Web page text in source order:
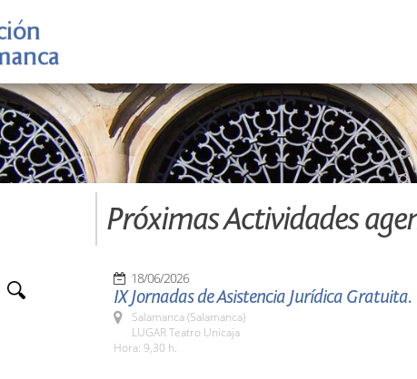
Próximas Actividades
18/06/2026
IX Jornadas de Asistencia Jurídica Gratuita.
Salamanca (Salamanca)
LUGAR Teatro Unicaja
Hora: 9,30 h.